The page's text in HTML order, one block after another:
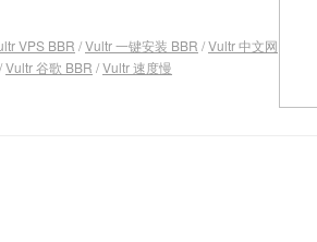
VPS BBR /Vultr 一键安装 BBR /Vultr 中文网
/Vultr 谷歌 BBR /Vultr 速度慢